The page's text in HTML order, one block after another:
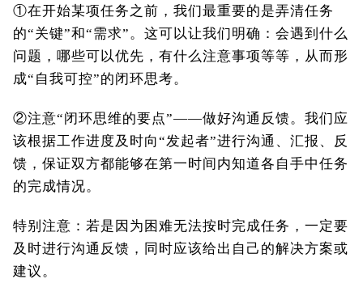
①在开始某项任务之前，我们最重要的是弄清任务
的“关键”和“需求”。这可以让我们明确：会遇到什么
问题，哪些可以优先，有什么注意事项等等，从而形
成“自我可控”的闭环思考。
②注意“闭环思维的要点”——做好沟通反馈。我们应
该根据工作进度及时向“发起者”进行沟通、汇报、反
馈，保证双方都能够在第一时间内知道各自手中任务
的完成情况。
特别注意：若是因为困难无法按时完成任务，一定要
及时进行沟通反馈，同时应该给出自己的解决方案或
建议。